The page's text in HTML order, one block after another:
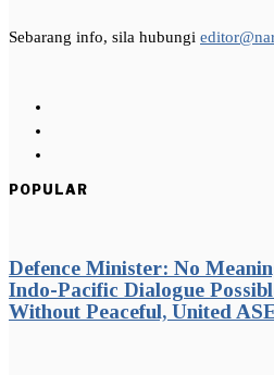
Sebarang info, sila hubungi
POPULAR
Defence Minister: No
Indo-Pacific Dialogue
Without Peaceful, United